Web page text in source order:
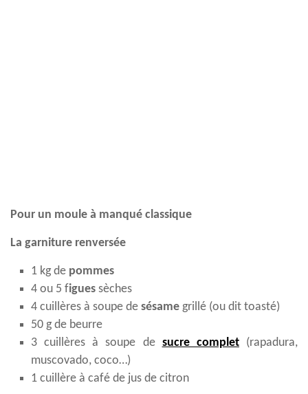
Pour un moule à manqué classique
La garniture renversée
1 kg de pommes
4 ou 5 figues sèches
4 cuillères à soupe de sésame grillé (ou dit toasté)
50 g de beurre
3 cuillères à soupe de sucre complet(rapadura,
muscovado, coco…)
1 cuillère à café de jus de citron